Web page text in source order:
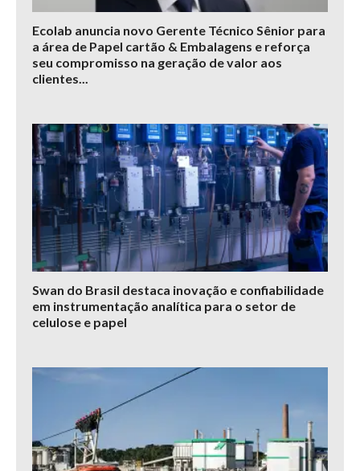
Ecolab anuncia novo Gerente Técnico Sênior para
a área de Papel cartão & Embalagens e reforça
seu compromisso na geração de valor aos
clientes...
Swan do Brasil destaca inovação e confiabilidade
em instrumentação analítica para o setor de
celulose e papel